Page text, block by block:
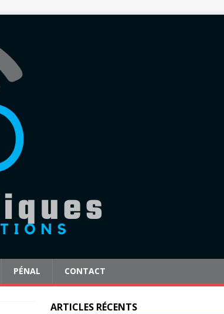
PÉNAL CONTACT
ARTICLES RÉCENTS